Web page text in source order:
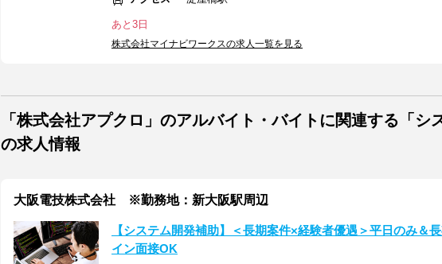
あと3日
株式会社マイナビワークスの求人一覧を見る
「株式会社アプクロ」のアルバイト・バイトに関連する「シ
の求人情報
大阪電技株式会社 ※勤務地：新大阪駅周辺
【システム開発補助】＜長期案件×経験者優遇＞平日のみ＆
イン面接OK